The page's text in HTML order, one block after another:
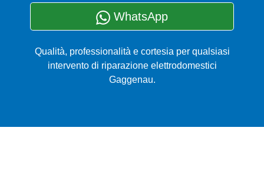
WhatsApp
Qualità, professionalità e cortesia per qualsiasi
intervento di riparazione elettrodomestici
Gaggenau.